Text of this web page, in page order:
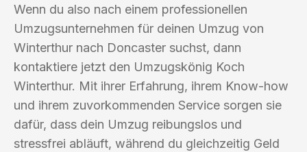
Wenn du also nach einem professionellen
Umzugsunternehmen für deinen Umzug von
Winterthur nach Doncaster suchst, dann
kontaktiere jetzt den Umzugskönig Koch
Winterthur. Mit ihrer Erfahrung, ihrem Know-how
und ihrem zuvorkommenden Service sorgen sie
dafür, dass dein Umzug reibungslos und
stressfrei abläuft, während du gleichzeitig Geld